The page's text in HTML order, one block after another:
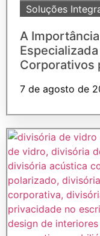
Soluções
A
Corporativos
7 de agosto de